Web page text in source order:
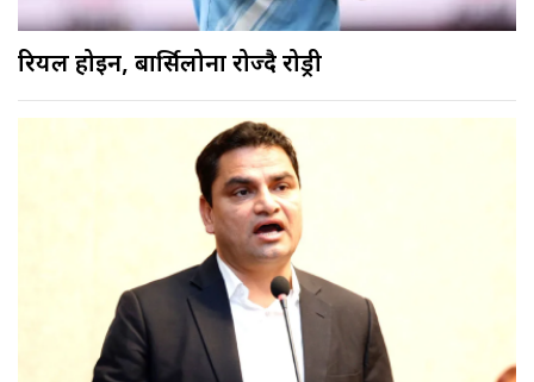
रियल होइन, बार्सिलोना रोज्दै रोड्री